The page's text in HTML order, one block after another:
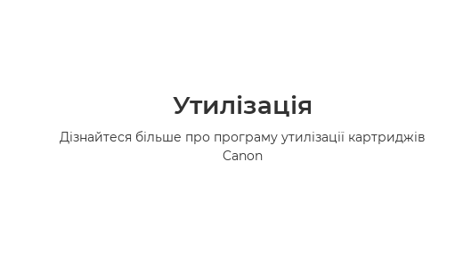
Утилізація
Дізнайтеся більше про програму утилізації картриджів
Canon